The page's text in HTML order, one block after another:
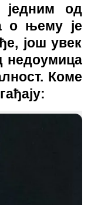
од
о њему је
још увек
недоумица
Коме